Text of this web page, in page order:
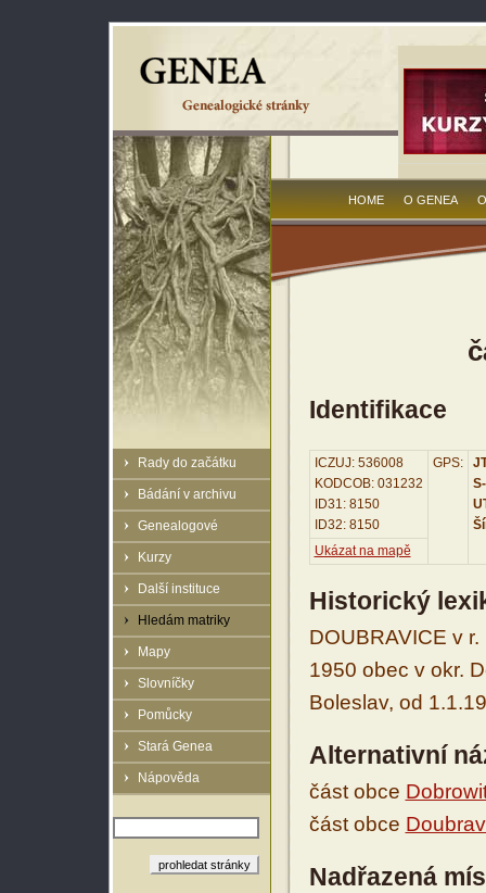
Rady do začátku
Bádání v archivu
Genealogové
Kurzy
Další instituce
Hledám matriky
Mapy
Slovníčky
Pomůcky
Stará Genea
Nápověda
HOME O GENEA
Identifikace
ICZUJ: 536008
KODCOB: 031232
ID31: 8150
ID32: 8150
GPS:
Ukázat na mapě
Historický
DOUBRAVICE v
1950 obec v okr.
Boleslav, od
Alternativní
část obce
část obce
Nadřazená